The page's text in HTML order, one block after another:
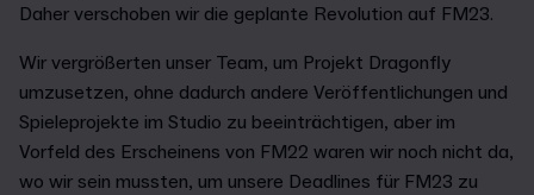
Daher verschoben wir die geplante Revolution auf FM23.
Wir vergrößerten unser Team, um Projekt Dragonfly
umzusetzen, ohne dadurch andere Veröffentlichungen und
Spieleprojekte im Studio zu beeinträchtigen, aber im
Vorfeld des Erscheinens von FM22 waren wir noch nicht da,
wo wir sein mussten, um unsere Deadlines für FM23 zu